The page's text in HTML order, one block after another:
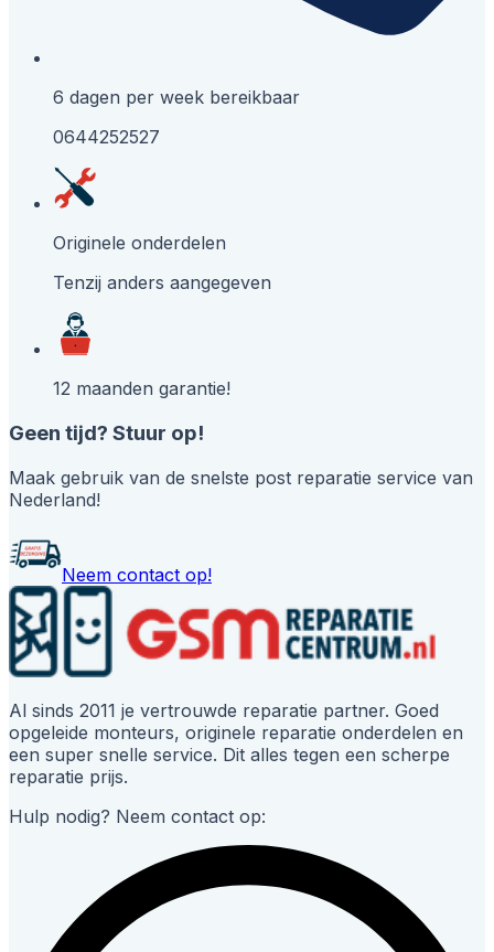
6 dagen per week bereikbaar
0644252527
Originele onderdelen
Tenzij anders aangegeven
12 maanden garantie!
Geen tijd? Stuur op!
Maak gebruik van de snelste post reparatie service van
Nederland!
Neem contact op!
Al sinds 2011 je vertrouwde reparatie partner. Goed
opgeleide monteurs, originele reparatie onderdelen en
een super snelle service. Dit alles tegen een scherpe
reparatie prijs.
Hulp nodig? Neem contact op: